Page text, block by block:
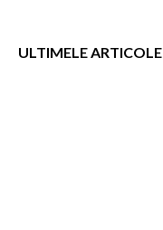
ULTIMELE ARTICOLE